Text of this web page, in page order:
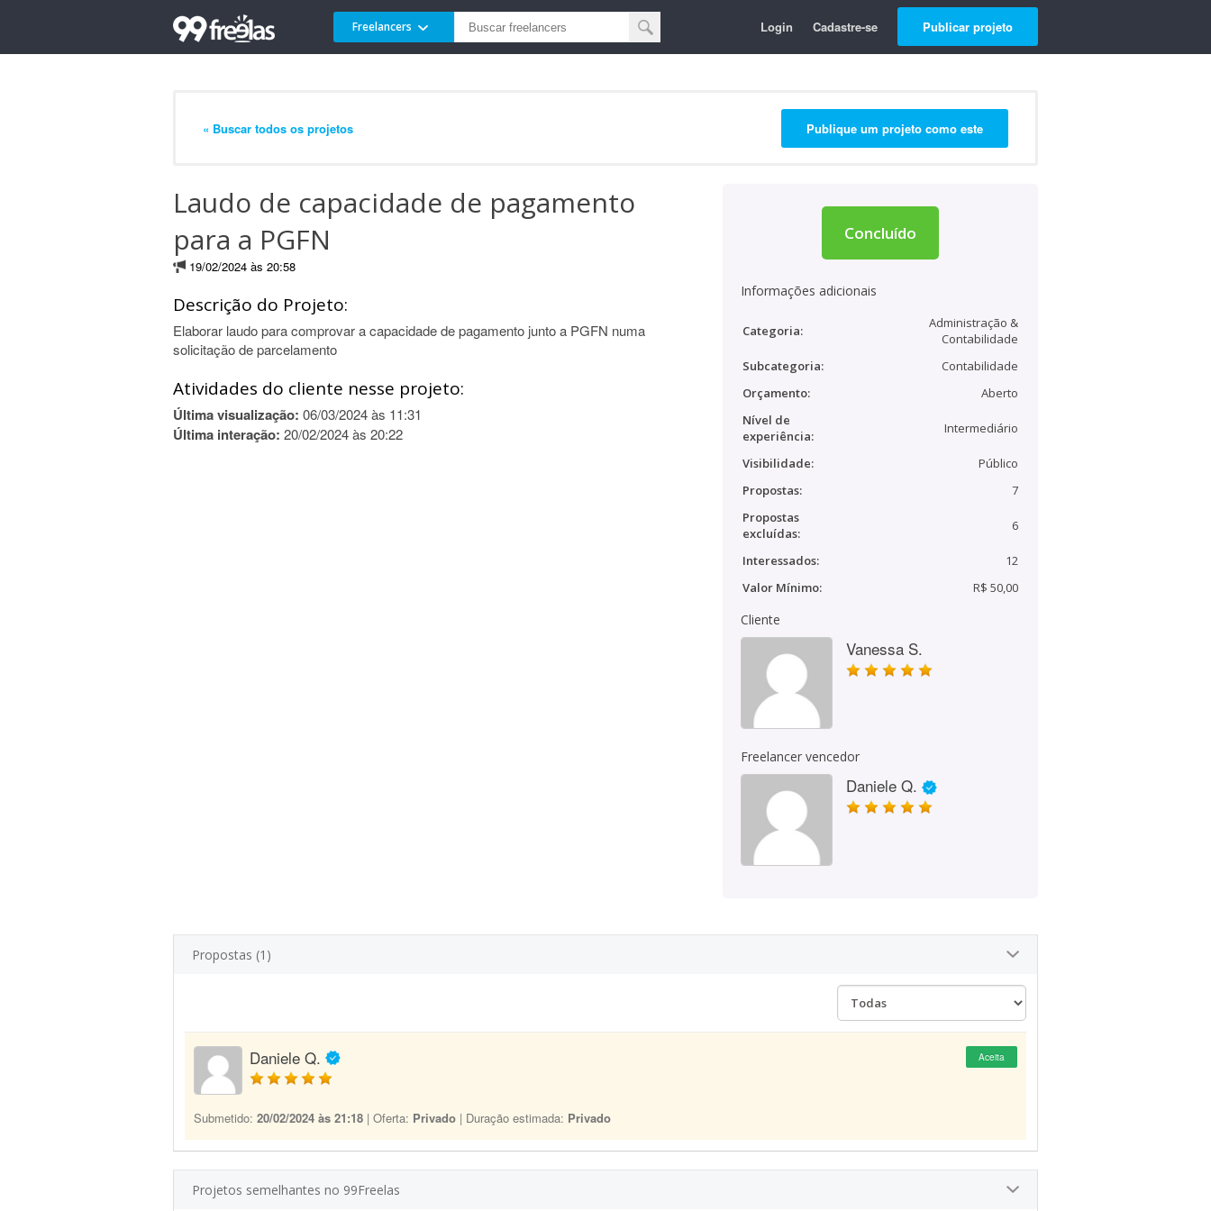
Freelancers Login Cadastre-se Publicar projeto
« Buscar todos os projetos Publique um projeto como este
Laudo de capacidade de pagamento
para a PGFN
19/02/2024 às 20:58
Descrição do Projeto:
Elaborar laudo para comprovar a capacidade de pagamento junto a PGFN numa
solicitação de parcelamento
Atividades do cliente nesse projeto:
Última visualização: 06/03/2024 às 11:31
Última interação: 20/02/2024 às 20:22
Concluído
Informações adicionais
Categoria:
Administração &
Contabilidade
Subcategoria:
Contabilidade
Orçamento:
Aberto
Nível de
experiência:
Intermediário
Visibilidade:
Público
Propostas:
7
Propostas
excluídas:
6
Interessados:
12
Valor Mínimo:
R$ 50,00
Cliente
Vanessa S.
Freelancer vencedor
Daniele Q.
Propostas (1)
Daniele Q. Aceita
Submetido: 20/02/2024 às 21:18 | Oferta: Privado | Duração estimada: Privado
Projetos semelhantes no 99Freelas